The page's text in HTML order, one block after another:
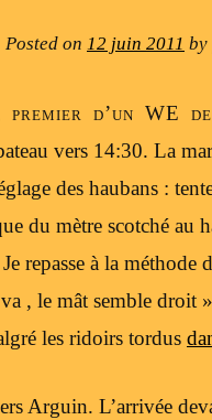
Posted on 12 juin 2011 by
premier d’un WE
vers 14:30. La
des haubans :
du mètre scotché au
repasse à la
, le mât semble droit
les ridoirs tordus
Arguin. L’arrivée